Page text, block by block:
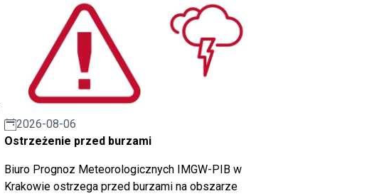
2026-08-06
Ostrzeżenie przed burzami
Biuro Prognoz Meteorologicznych IMGW-PIB w
Krakowie ostrzega przed burzami na obszarze